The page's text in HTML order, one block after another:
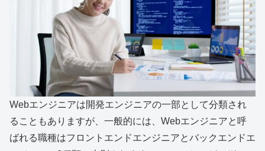
Webエンジニアは開発エンジニアの一部として分類され
ることもありますが、一般的には、Webエンジニアと呼
ばれる職種はフロントエンドエンジニアとバックエンドエ